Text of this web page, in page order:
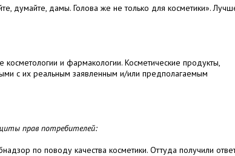
думайте, дамы. Голова же не только для косметики».
и фармакологии. Косметические продукты,
с их реальным заявленным и/или предполагаемым
прав потребителей:
по поводу качества косметики. Оттуда получили